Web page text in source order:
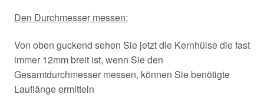
Den Durchmesser messen:
Von oben guckend sehen Sie jetzt die Kernhülse die fast
immer 12mm breit ist, wenn Sie den
Gesamtdurchmesser messen, können Sie benötigte
Lauflänge ermitteln